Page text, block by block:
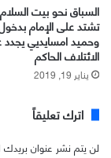
السباق نحو بيت
تشتد على الإمام
وحميد امسايديي
الائتلاف الحاكم
يناير 19, 2019
اترك تعليقاً
لن يتم نشر عنوان بريدك